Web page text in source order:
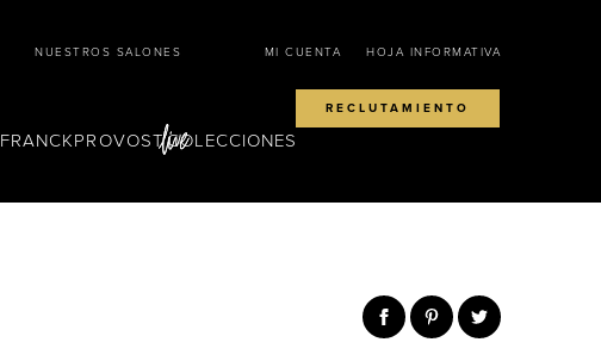
NUESTROS SALONES MI CUENTA HOJA INFORMATIVA
RECLUTAMIENTO
FRANCKPROVOSTCOLECCIONES